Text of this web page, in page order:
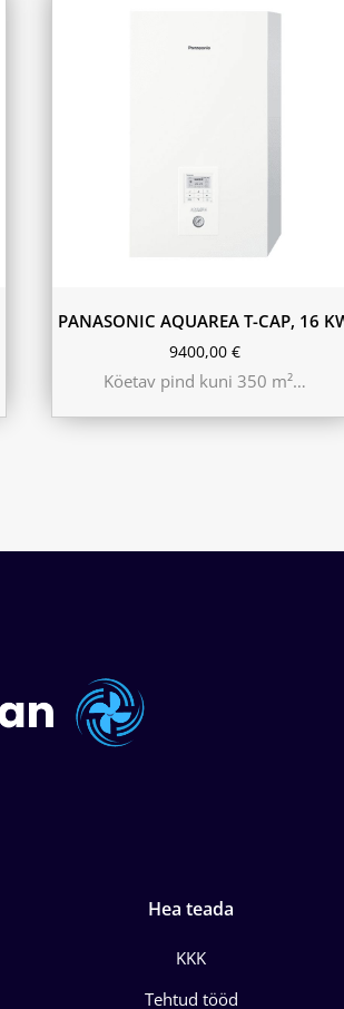
PANASONIC AQUAREA T-CAP, 16
9400,00 €
Köetav pind kuni 350 m²…
Hea teada
KKK
Tehtud tööd